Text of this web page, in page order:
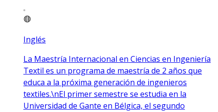
Inglés
La Maestría Internacional en Ciencias en Ingeniería
Textil es un programa de maestría de 2 años que
educa a la próxima generación de ingenieros
textiles.\nEl primer semestre se estudia en la
Universidad de Gante en Bélgica, el segundo